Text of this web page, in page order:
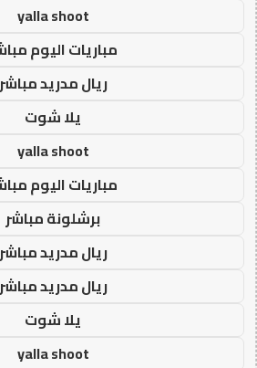
yalla shoot
مباريات اليوم
ريال مدريد مباشر
يلا شوت
yalla shoot
مباريات اليوم
برشلونة مباشر
ريال مدريد مباشر
ريال مدريد مباشر
يلا شوت
yalla shoot